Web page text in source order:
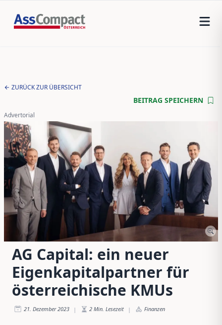
ZURÜCK ZUR ÜBERSICHT
BEITRAG SPEICHERN
Advertorial
AG Capital: ein neuer
Eigenkapitalpartner für
österreichische KMUs
21. Dezember 2023 | 2 Min. Lesezeit | Finanzen